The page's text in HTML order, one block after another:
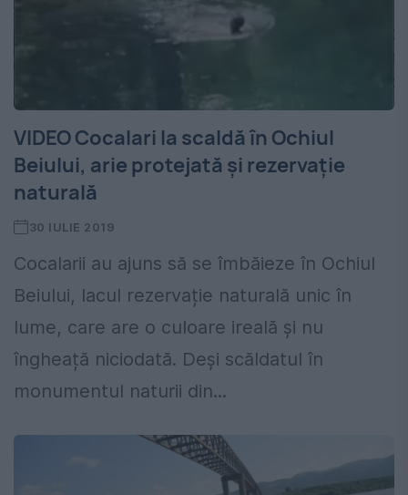
VIDEO Cocalari la scaldă în Ochiul
Beiului, arie protejată și rezervație
naturală
30 IULIE 2019
Cocalarii au ajuns să se îmbăieze în Ochiul
Beiului, lacul rezervație naturală unic în
lume, care are o culoare ireală și nu
îngheață niciodată. Deși scăldatul în
monumentul naturii din...